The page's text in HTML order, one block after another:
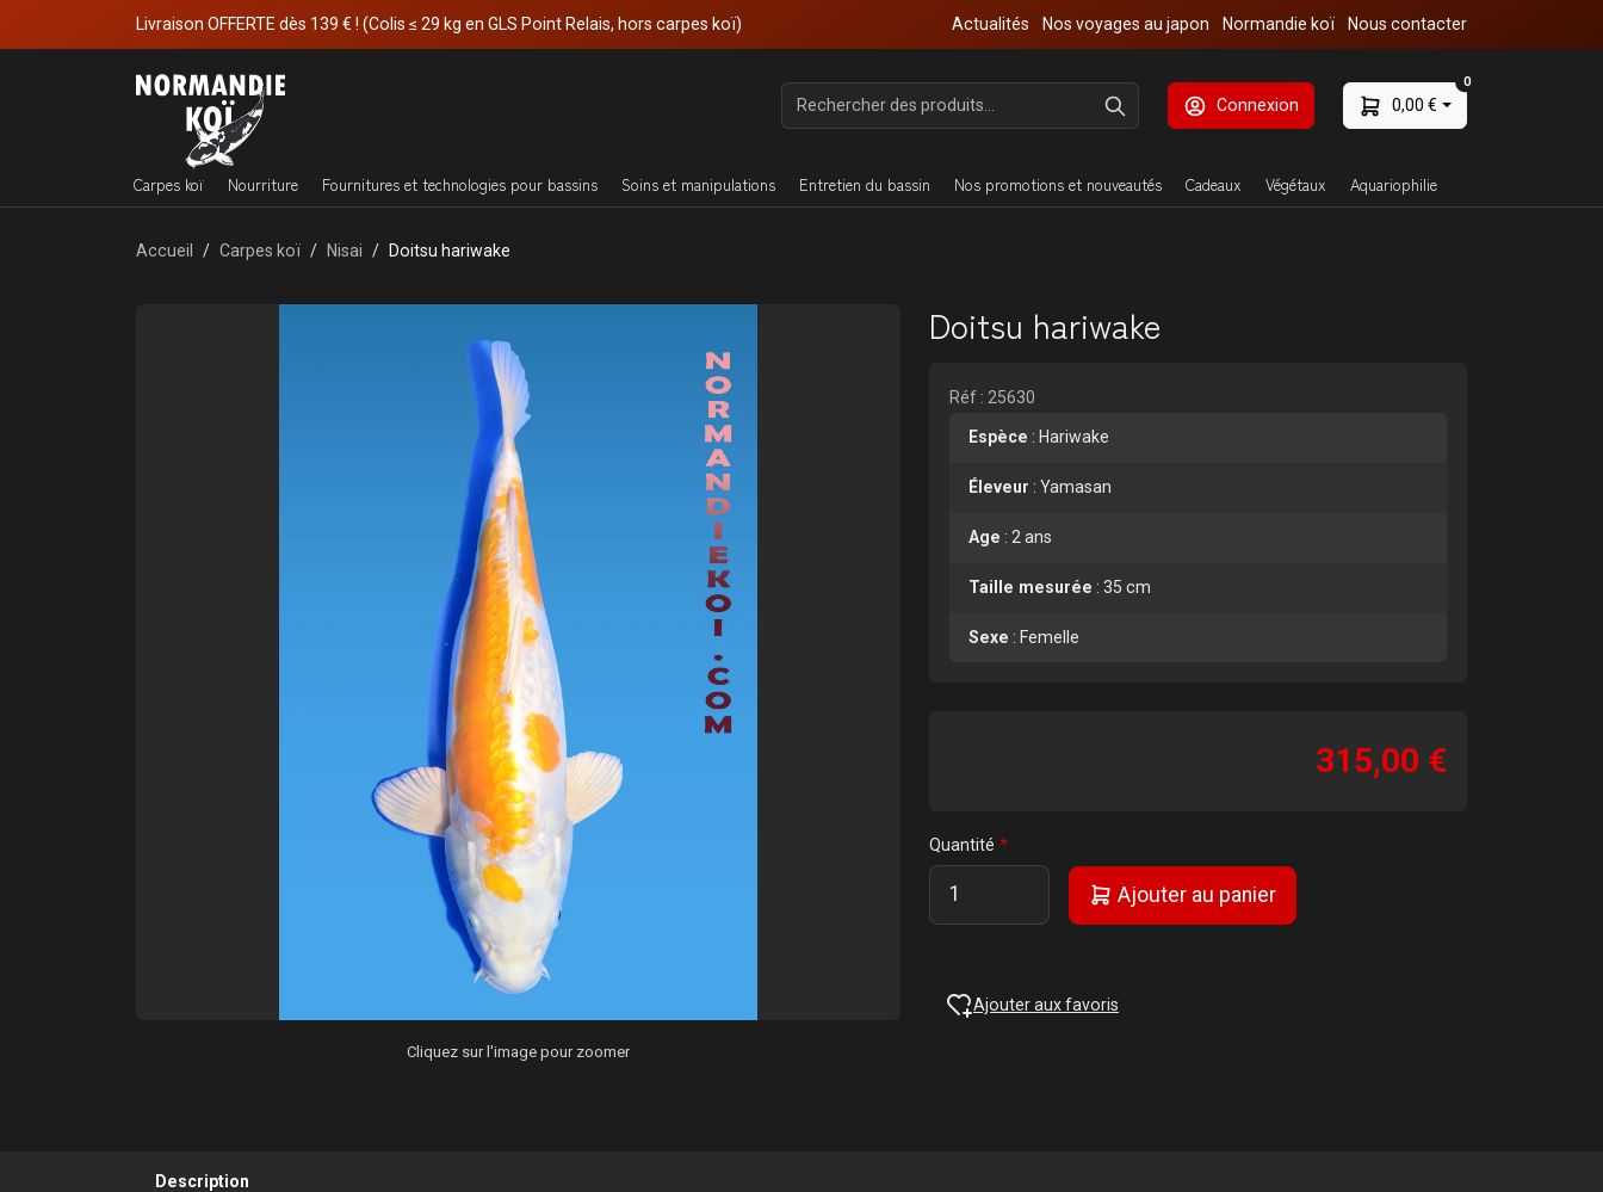
Livraison OFFERTE dès 139 € ! (Colis ≤ 29 kg en GLS Point Relais, hors carpes koï) Actualités Nos voyages au japon Normandie koï Nous contacter
Connexion 0,00 €
0
Carpes koï Nourriture Fournitures et technologies pour bassins Soins et manipulations Entretien du bassin Nos promotions et nouveautés Cadeaux Végétaux Aquariophilie
Accueil Carpes koï Nisai Doitsu hariwake
Cliquez sur l'image pour zoomer
Doitsu hariwake
Réf : 25630
Espèce : Hariwake
Éleveur : Yamasan
Age : 2 ans
Taille mesurée : 35 cm
Sexe : Femelle
315,00 €
Quantité
Ajouter au panier
Ajouter aux favoris
Description